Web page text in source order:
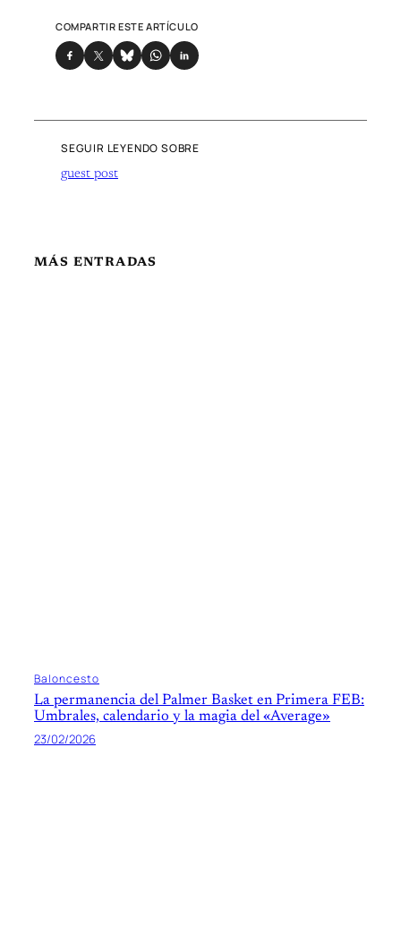
COMPARTIR ESTE ARTÍCULO
SEGUIR LEYENDO SOBRE
guest post
MÁS ENTRADAS
Baloncesto
La permanencia del Palmer Basket en Primera FEB:
Umbrales, calendario y la magia del «Average»
23/02/2026